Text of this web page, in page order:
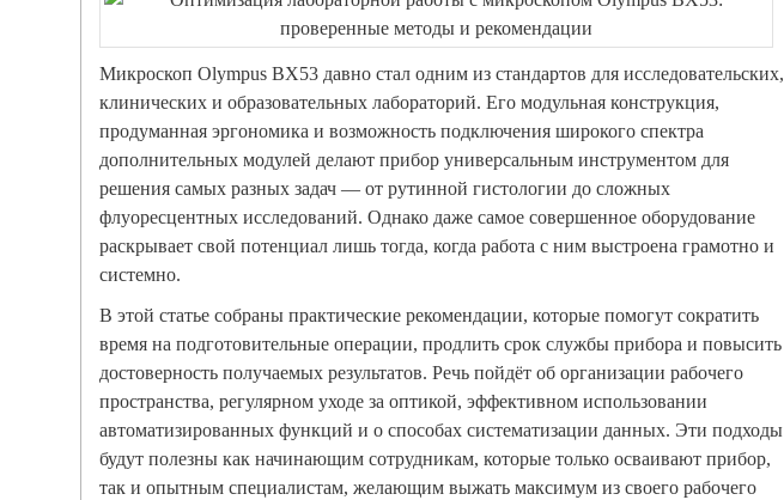
Микроскоп Olympus BX53 давно стал одним из стандартов для исследовательских,
клинических и образовательных лабораторий. Его модульная конструкция,
продуманная эргономика и возможность подключения широкого спектра
дополнительных модулей делают прибор универсальным инструментом для
решения самых разных задач — от рутинной гистологии до сложных
флуоресцентных исследований. Однако даже самое совершенное оборудование
раскрывает свой потенциал лишь тогда, когда работа с ним выстроена грамотно и
системно.
В этой статье собраны практические рекомендации, которые помогут сократить
время на подготовительные операции, продлить срок службы прибора и повысить
достоверность получаемых результатов. Речь пойдёт об организации рабочего
пространства, регулярном уходе за оптикой, эффективном использовании
автоматизированных функций и о способах систематизации данных. Эти подходы
будут полезны как начинающим сотрудникам, которые только осваивают прибор,
так и опытным специалистам, желающим выжать максимум из своего рабочего